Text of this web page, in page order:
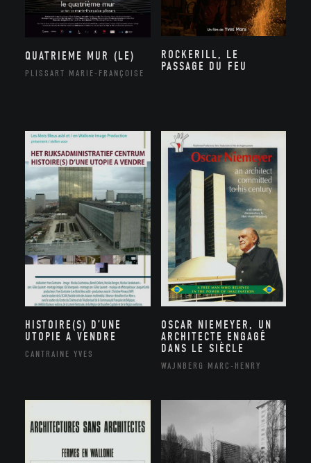
QUATRIEME MUR (LE)
PLISSART MARIE-FRANÇOISE
ROCKERILL, LE
PASSAGE DU FEU
HISTOIRE(S) D’UNE
UTOPIE A VENDRE
CANTRAINE YVES
OSCAR NIEMEYER, UN
ARCHITECTE ENGAGÉ
DANS LE SIÈCLE
WAJNBERG MARC-HENRY